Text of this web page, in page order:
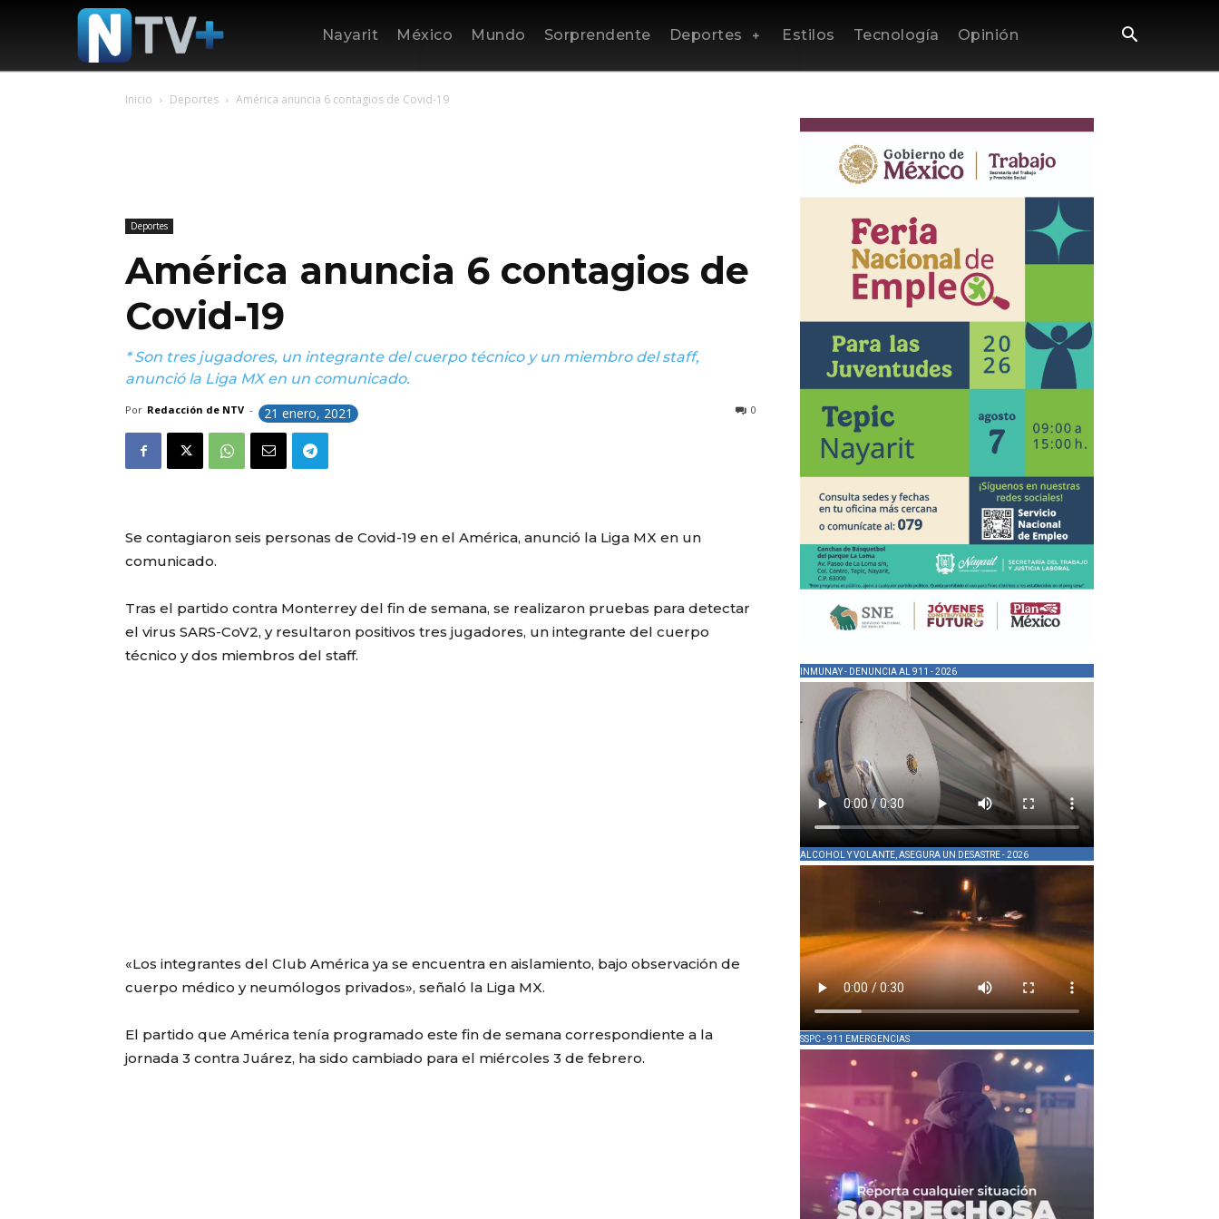
Nayarit México Mundo Sorprendente Deportes Estilos Tecnología Opinión
Inicio Deportes América anuncia 6 contagios de Covid-19
Deportes
América anuncia 6 contagios de
Covid-19
* Son tres jugadores, un integrante del cuerpo técnico y un miembro del staff,
anunció la Liga MX en un comunicado.
Por Redacción de NTV - 21 enero, 2021 0
Se contagiaron seis personas de Covid-19 en el América, anunció la Liga MX en un
comunicado.
Tras el partido contra Monterrey del fin de semana, se realizaron pruebas para detectar
el virus SARS-CoV2, y resultaron positivos tres jugadores, un integrante del cuerpo
técnico y dos miembros del staff.
«Los integrantes del Club América ya se encuentra en aislamiento, bajo observación de
cuerpo médico y neumólogos privados», señaló la Liga MX.
El partido que América tenía programado este fin de semana correspondiente a la
jornada 3 contra Juárez, ha sido cambiado para el miércoles 3 de febrero.
INMUNAY - DENUNCIA AL 911 - 2026
ALCOHOL Y VOLANTE, ASEGURA UN DESASTRE - 2026
SSPC - 911 EMERGENCIAS